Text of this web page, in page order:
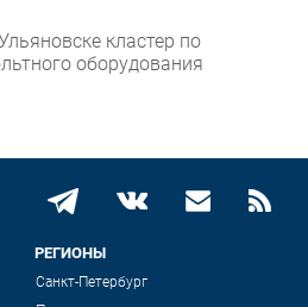
кластер по
оборудования
РЕГИОНЫ
Санкт-Петербург